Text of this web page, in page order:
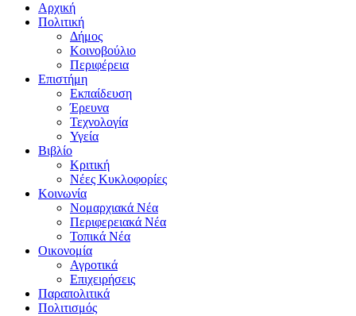
Αρχική
Πολιτική
Δήμος
Κοινοβούλιο
Περιφέρεια
Επιστήμη
Εκπαίδευση
Έρευνα
Τεχνολογία
Υγεία
Βιβλίο
Κριτική
Νέες Κυκλοφορίες
Κοινωνία
Νομαρχιακά Νέα
Περιφερειακά Νέα
Τοπικά Νέα
Οικονομία
Αγροτικά
Επιχειρήσεις
Παραπολιτικά
Πολιτισμός